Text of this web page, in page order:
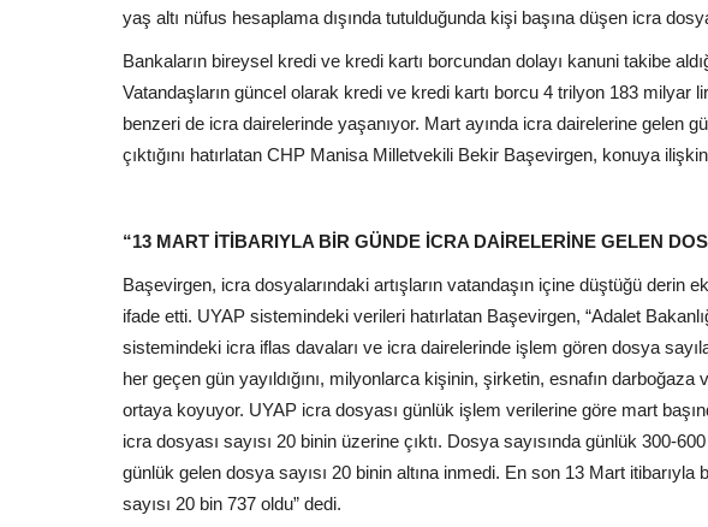
yaş altı nüfus hesaplama dışında tutulduğunda kişi başına düşen icra
Bankaların bireysel kredi ve kredi kartı borcundan dolayı kanuni takibe
Vatandaşların güncel olarak kredi ve kredi kartı borcu 4 trilyon 183 milyar
benzeri de icra dairelerinde yaşanıyor. Mart ayında icra dairelerine gelen
çıktığını hatırlatan CHP Manisa Milletvekili Bekir Başevirgen, konuya
“13 MART İTİBARIYLA BİR GÜNDE İCRA DAİRELERİNE GELEN
Başevirgen, icra dosyalarındaki artışların vatandaşın içine düştüğü derin
ifade etti. UYAP sistemindeki verileri hatırlatan Başevirgen, “Adalet
sistemindeki icra iflas davaları ve icra dairelerinde işlem gören dosya
her geçen gün yayıldığını, milyonlarca kişinin, şirketin, esnafın
ortaya koyuyor. UYAP icra dosyası günlük işlem verilerine göre mart
icra dosyası sayısı 20 binin üzerine çıktı. Dosya sayısında günlük 300-
günlük gelen dosya sayısı 20 binin altına inmedi. En son 13 Mart
sayısı 20 bin 737 oldu” dedi.